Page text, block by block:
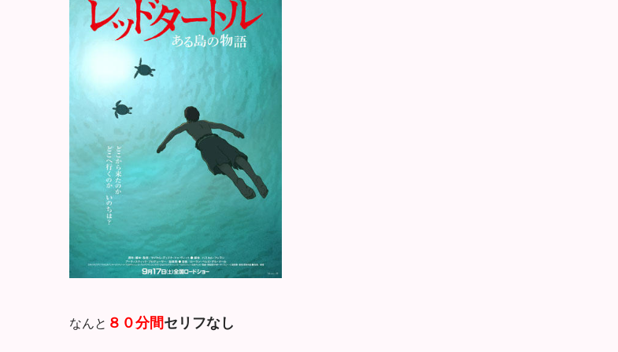
なんと ８０分間セリフなし